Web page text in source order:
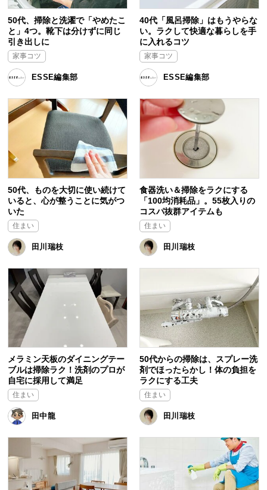
50代、掃除と洗濯で「やめたこ
と」4つ。靴下は分けずに同じ
引き出しに
家事コツ
ESSE編集部
40代「風呂掃除」はもうやらな
い。ラクして快適な暮らしを手
に入れるコツ
家事コツ
ESSE編集部
50代、ものを大切に使い続けて
いると、心が整うことに気がつ
いた
住まい
田川瑞枝
食器洗い＆掃除をラクにする
「100均消耗品」。55枚入りの
コスパ抜群アイテムも
住まい
田川瑞枝
メラミン天板のダイニングテー
ブルは掃除ラク！洗剤のプロが
自宅に採用して満足
住まい
田中龍
50代からの掃除は、スプレー洗
剤でほったらかし！体の負担を
ラクにする工夫
住まい
田川瑞枝